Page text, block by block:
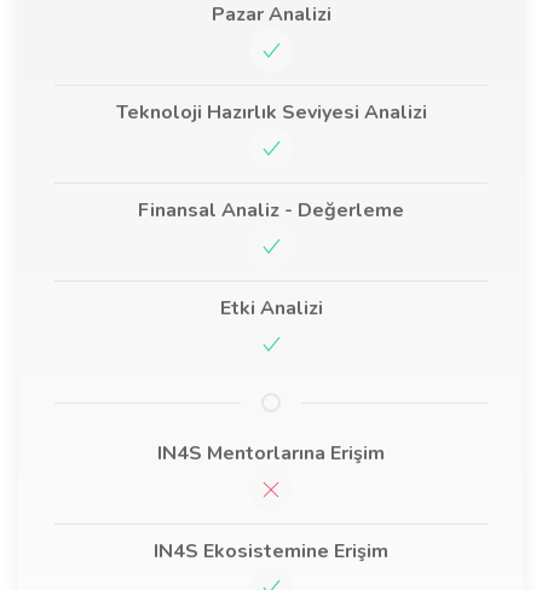
Pazar Analizi
Teknoloji Hazırlık Seviyesi Analizi
Finansal Analiz - Değerleme
Etki Analizi
IN4S Mentorlarına Erişim
IN4S Ekosistemine Erişim